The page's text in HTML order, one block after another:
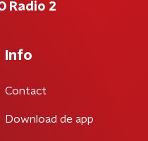
Radio 2
Info
Contact
Download de app